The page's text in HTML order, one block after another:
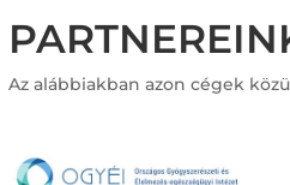
Az alábbiakban azon cégek